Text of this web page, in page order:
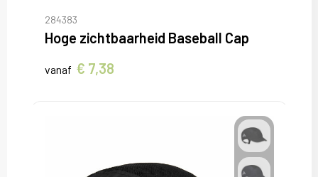
284383
Hoge zichtbaarheid Baseball Cap
vanaf € 7,38